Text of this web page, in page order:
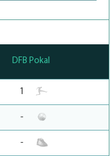
DFB Pokal
1
-
-